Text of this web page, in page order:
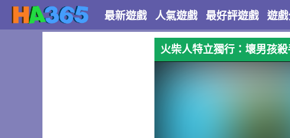
最新遊戲 人氣遊戲 最好評遊戲 遊
火柴人特立獨行：壞男孩殺